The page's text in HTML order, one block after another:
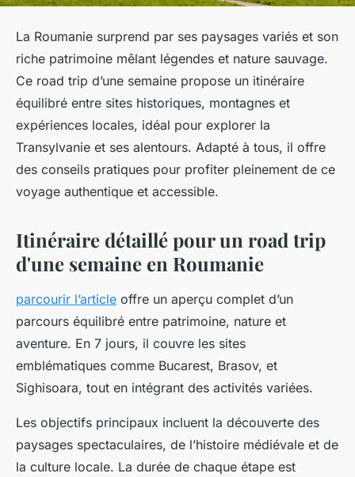
La Roumanie surprend par ses paysages variés et son
riche patrimoine mêlant légendes et nature sauvage.
Ce road trip d’une semaine propose un itinéraire
équilibré entre sites historiques, montagnes et
expériences locales, idéal pour explorer la
Transylvanie et ses alentours. Adapté à tous, il offre
des conseils pratiques pour profiter pleinement de ce
voyage authentique et accessible.
Itinéraire détaillé pour un road trip
d'une semaine en Roumanie
parcourir l’article offre un aperçu complet d’un
parcours équilibré entre patrimoine, nature et
aventure. En 7 jours, il couvre les sites
emblématiques comme Bucarest, Brasov, et
Sighisoara, tout en intégrant des activités variées.
Les objectifs principaux incluent la découverte des
paysages spectaculaires, de l’histoire médiévale et de
la culture locale. La durée de chaque étape est